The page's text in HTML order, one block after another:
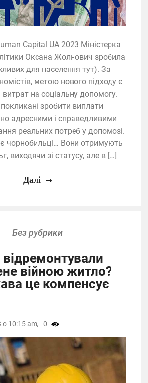
Capital UA 2023 Міністерка
Оксана Жолнович зробила
для населення тут). За
метою нового підходу є
на соціальну допомогу.
покликані зробити виплати
адресними і справедливими
реальних потреб у допомозі.
чорнобильці… Вони отримують
виходячи зі статусу, але в […]
Далі
Без рубрики
відремонтували
війною житло?
це компенсує
10:15 am, 0